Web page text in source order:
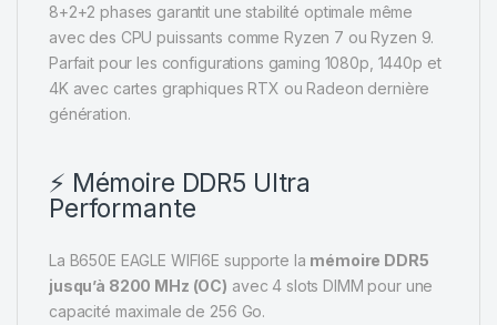
8+2+2 phases garantit une stabilité optimale même
avec des CPU puissants comme Ryzen 7 ou Ryzen 9.
Parfait pour les configurations gaming 1080p, 1440p et
4K avec cartes graphiques RTX ou Radeon dernière
génération.
⚡ Mémoire DDR5 Ultra
Performante
La B650E EAGLE WIFI6E supporte la mémoire DDR5
jusqu’à 8200 MHz (OC) avec 4 slots DIMM pour une
capacité maximale de 256 Go.